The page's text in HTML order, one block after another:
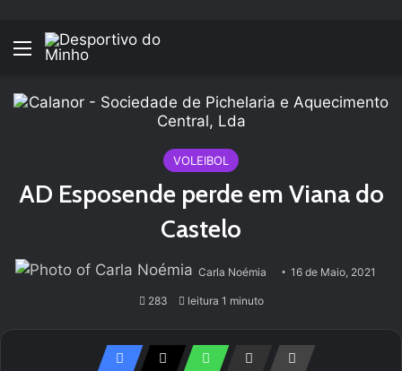
Menu
VOLEIBOL
AD Esposende perde em Viana do
Castelo
Carla Noémia 16 de Maio, 2021
283 leitura 1 minuto